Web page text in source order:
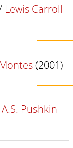
Lewis Carroll
(2001)
A.S. Pushkin